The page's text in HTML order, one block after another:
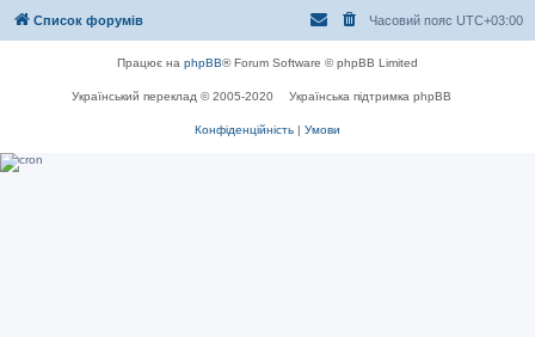
Список форумів Часовий пояс UTC+03:00
Працює на phpBB® Forum Software © phpBB Limited
Український переклад © 2005-2020 Українська підтримка phpBB
Конфіденційність | Умови